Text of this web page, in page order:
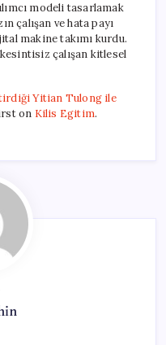
modeli tasarlamak
çalışan ve hata payı
makine takımı kurdu.
çalışan kitlesel
Yitian Tulong ile
on Kilis Egitim.